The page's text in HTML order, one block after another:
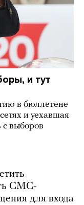
и тут
в бюллетене
и уехавшая
с выборов
СМС-
для входа